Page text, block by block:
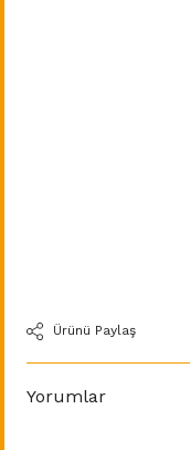
Ürünü Paylaş
Yorumlar